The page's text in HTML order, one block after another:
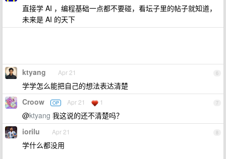
直接学 AI ，编程基础一点都不要碰，看坛子里的帖子就知道，
未来是 AI 的天下
6
ktyang Apr 21
学学怎么能把自己的想法表达清楚
7
Croow OP Apr 21 1
@ktyang 我这说的还不清楚吗？
8
iorilu Apr 21
学什么都没用